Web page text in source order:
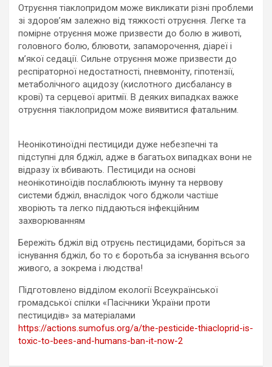
Отруєння тіаклопридом може викликати різні проблеми
зі здоров’ям залежно від тяжкості отруєння. Легке та
помірне отруєння може призвести до болю в животі,
головного болю, блювоти, запаморочення, діареї і
м’якої седації. Сильне отруєння може призвести до
респіраторної недостатності, пневмоніту, гіпотензії,
метаболічного ацидозу (кислотного дисбалансу в
крові) та серцевої аритмії. В деяких випадках важке
отруєння тіаклопридом може виявитися фатальним.
Неонікотиноїдні пестициди дуже небезпечні та
підступні для бджіл, адже в багатьох випадках вони не
відразу їх вбивають. Пестициди на основі
неонікотиноїдів послаблюють імунну та нервову
системи бджіл, внаслідок чого бджоли частіше
хворіють та легко піддаються інфекційним
захворюванням
Бережіть бджіл від отруєнь пестицидами, боріться за
існування бджіл, бо то є боротьба за існування всього
живого, а зокрема і людства!
Підготовлено відділом екології Всеукраїнської
громадської спілки «Пасічники України проти
пестицидів» за матеріалами
https://actions.sumofus.org/a/the-pesticide-thiacloprid-is-
toxic-to-bees-and-humans-ban-it-now-2